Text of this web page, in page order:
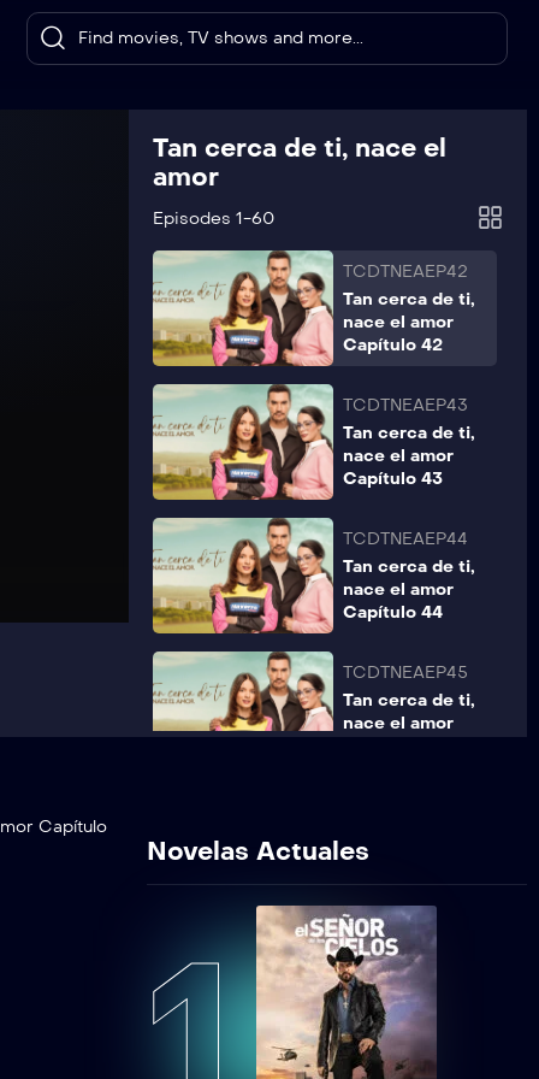
Tan cerca de ti, nace el
amor
Episodes 1-60
Tan cerca de ti,
TCDTNEAEP41
Tan cerca de ti,
TCDTNEAEP42
Tan cerca de ti,
nace el amor
Capítulo 42
TCDTNEAEP43
Tan cerca de ti,
nace el amor
Capítulo 43
TCDTNEAEP44
Tan cerca de ti,
nace el amor
Capítulo 44
TCDTNEAEP45
Tan cerca de ti,
nace el amor
nace el amor
Capítulo 46
TCDTNEAEP47
Tan cerca de ti,
nace el amor
Capítulo 47
TCDTNEAEP48
Capítulo
Novelas Actuales